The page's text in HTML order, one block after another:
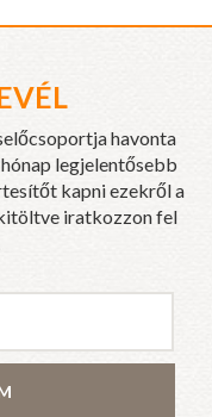
havonta
legjelentősebb
kapni ezekről a
iratkozzon fel